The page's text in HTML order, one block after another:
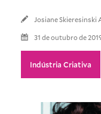
Josiane Skieresinski
31 de outubro de
Indústria Criativa